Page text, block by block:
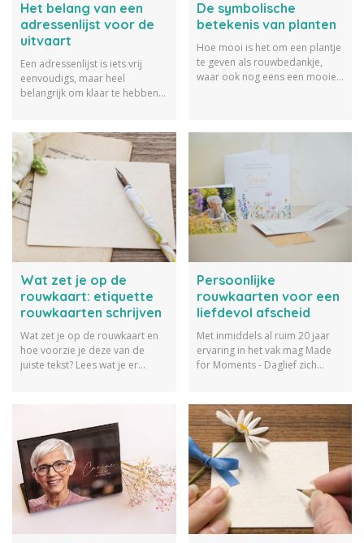
Het belang van een
adressenlijst voor de
uitvaart
Een adressenlijst is iets vrij
eenvoudigs, maar heel
belangrijk om klaar te hebben
voor de uitvaart.
De symbolische
betekenis van planten
Hoe mooi is het om een plantje
te geven als rouwbedankje,
waar ook nog eens een mooie
Wat zet je op de
rouwkaart: etiquette
rouwkaarten schrijven
Wat zet je op de rouwkaart en
hoe voorzie je deze van de
juiste tekst? Lees wat je er
Persoonlijke
rouwkaarten voor een
liefdevol afscheid
Met inmiddels al ruim 20 jaar
ervaring in het vak mag Made
for Moments - Daglief zich
noemen.